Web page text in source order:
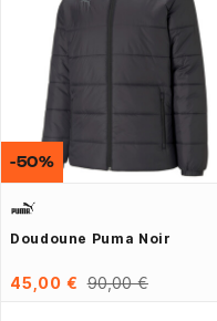
Doudoune Puma Noir
45,00 € 90,00 €
-50%